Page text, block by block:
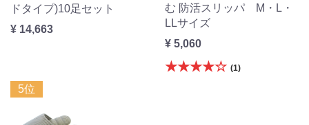
ドタイプ)10足セット
¥ 14,663
む 防活スリッパ M・L・
LLサイズ
¥ 5,060
★★★★☆ (1)
5位